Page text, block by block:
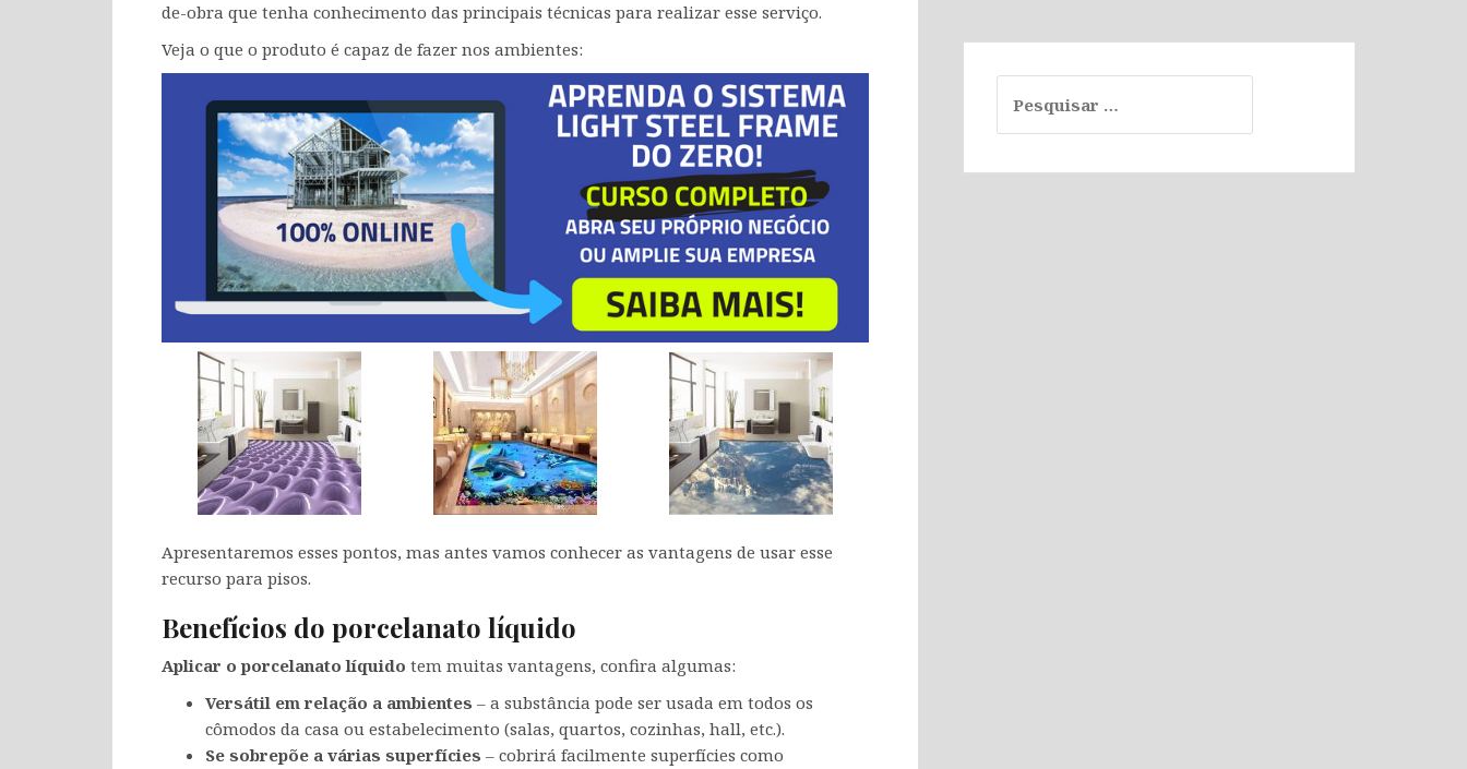
de-obra que tenha conhecimento das principais técnicas para realizar esse serviço.
Veja o que o produto é capaz de fazer nos ambientes:
Apresentaremos esses pontos, mas antes vamos conhecer as vantagens de usar esse
recurso para pisos.
Benefícios do porcelanato líquido
Aplicar o porcelanato líquido tem muitas vantagens, confira algumas:
Versátil em relação a ambientes – a substância pode ser usada em todos os
cômodos da casa ou estabelecimento (salas, quartos, cozinhas, hall, etc.).
Se sobrepõe a várias superfícies – cobrirá facilmente superfícies como
por: